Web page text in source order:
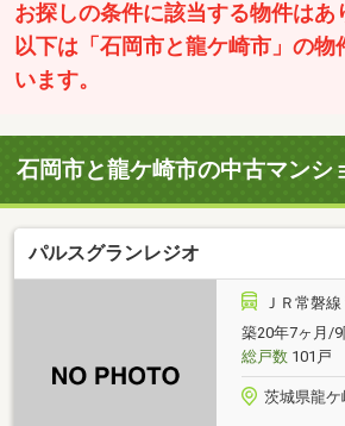
お探しの条件に該当する物件はあ
以下は「石岡市と龍ケ崎市」の物
います。
石岡市と龍ケ崎市の中古マンシ
パルスグランレジオ
ＪＲ常磐
築20年7ヶ月/9
総戸数101戸
茨城県龍